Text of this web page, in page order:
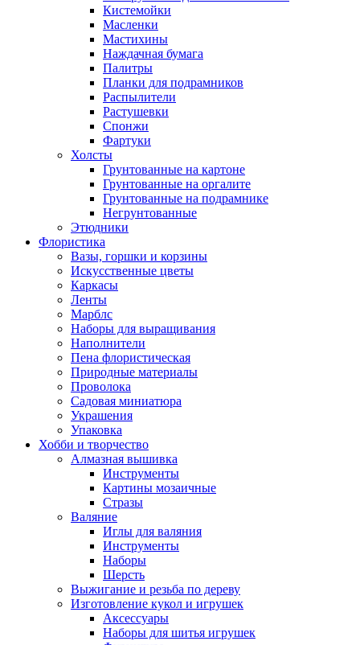
Кистемойки
Масленки
Мастихины
Наждачная бумага
Палитры
Планки для подрамников
Распылители
Растушевки
Спонжи
Фартуки
Холсты
Грунтованные на картоне
Грунтованные на оргалите
Грунтованные на подрамнике
Негрунтованные
Этюдники
Флористика
Вазы, горшки и корзины
Искусственные цветы
Каркасы
Ленты
Марблс
Наборы для выращивания
Наполнители
Пена флористическая
Природные материалы
Проволока
Садовая миниатюра
Украшения
Упаковка
Хобби и творчество
Алмазная вышивка
Инструменты
Картины мозаичные
Стразы
Валяние
Иглы для валяния
Инструменты
Наборы
Шерсть
Выжигание и резьба по дереву
Изготовление кукол и игрушек
Аксессуары
Наборы для шитья игрушек